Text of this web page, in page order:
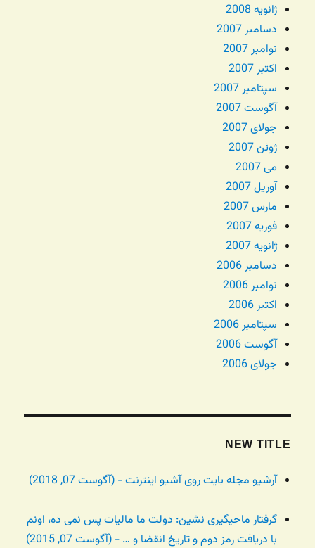
ژانویه 2008
دسامبر 2007
نوامبر 2007
اکتبر 2007
سپتامبر 2007
آگوست 2007
جولای 2007
ژوئن 2007
می 2007
آوریل 2007
مارس 2007
فوریه 2007
ژانویه 2007
دسامبر 2006
نوامبر 2006
اکتبر 2006
سپتامبر 2006
آگوست 2006
جولای 2006
NEW TITLE
آرشیو مجله بایت روی آشیو اینترنت - (آگوست 07, 2018)
گرفتار ماحیگیری نشین: دولت ما مالیات پس نمی ده، اونم
با دریافت رمز دوم و تاریخ انقضا و … - (آگوست 07, 2015)